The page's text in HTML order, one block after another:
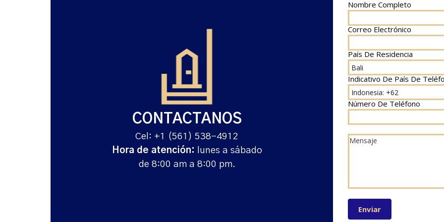
CONTACTANOS
Cel: +1 (561) 538-4912
Hora de atención: lunes a sábado
de 8:00 am a 8:00 pm.
Contact
BALI
Nombre Completo
Correo Electrónico
País De Residencia
Indicativo De País De
Número De Teléfono
Enviar
Si Eres
Humano,
Este
Campo
En